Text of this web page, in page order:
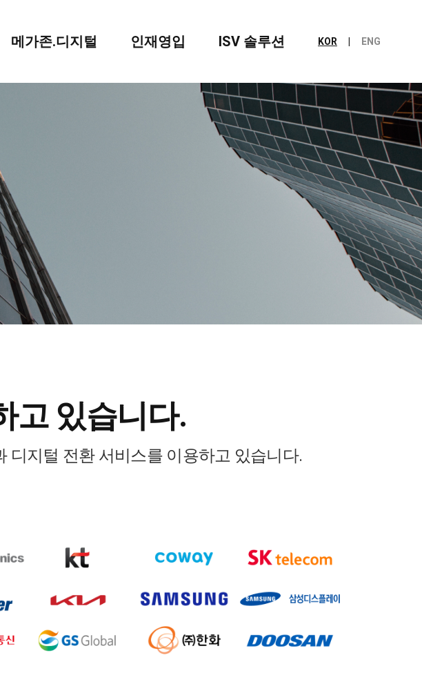
KOR ENG
메가존.디지털 인재영입 ISV 솔루션
고 있습니다.
디지털 전환 서비스를 이용하고 있습니다.